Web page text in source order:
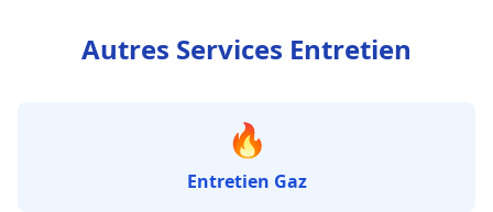
Autres Services Entretien
🔥
Entretien Gaz